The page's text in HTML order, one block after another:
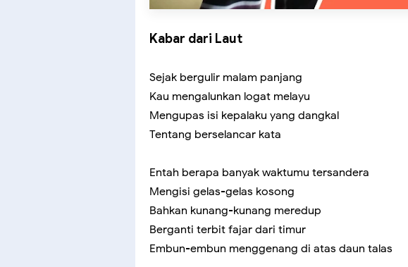
Kabar dari Laut
Sejak bergulir malam panjang
Kau mengalunkan logat melayu
Mengupas isi kepalaku yang dangkal
Tentang berselancar kata
Entah berapa banyak waktumu tersandera
Mengisi gelas-gelas kosong
Bahkan kunang-kunang meredup
Berganti terbit fajar dari timur
Embun-embun menggenang di atas daun talas